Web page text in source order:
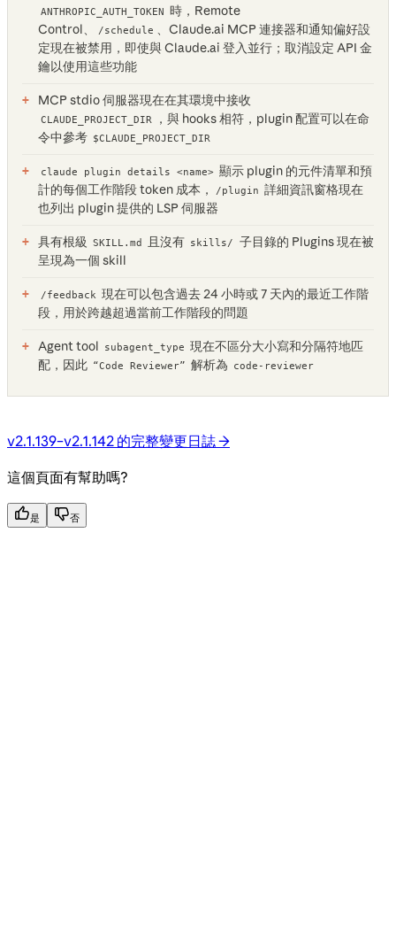
ANTHROPIC_AUTH_TOKEN 時，Remote
Control、
/schedule 、Claude.ai MCP 連接器和通知偏好設
定現在被禁用，即使與 Claude.ai 登入並行；取消設定 API 金
鑰以使用這些功能
MCP stdio 伺服器現在在其環境中接收
CLAUDE_PROJECT_DIR
，與 hooks 相符，plugin 配置可以在命
令中參考 $CLAUDE_PROJECT_DIR
claude plugin details <name> 顯示 plugin 的元件清單和預
計的每個工作階段 token 成本，
/plugin 詳細資訊窗格現在
也列出 plugin 提供的 LSP 伺服器
具有根級 SKILL.md 且沒有 skills/
子目錄的 Plugins 現在被
呈現為一個 skill
/feedback 現在可以包含過去 24 小時或 7 天內的最近工作階
段，用於跨越超過當前工作階段的問題
Agent tool subagent_type 現在不區分大小寫和分隔符地匹
配，因此 “Code Reviewer” 解析為 code-reviewer
v2.1.139–v2.1.142 的完整變更日誌 →
這個頁面有幫助嗎?
是 否